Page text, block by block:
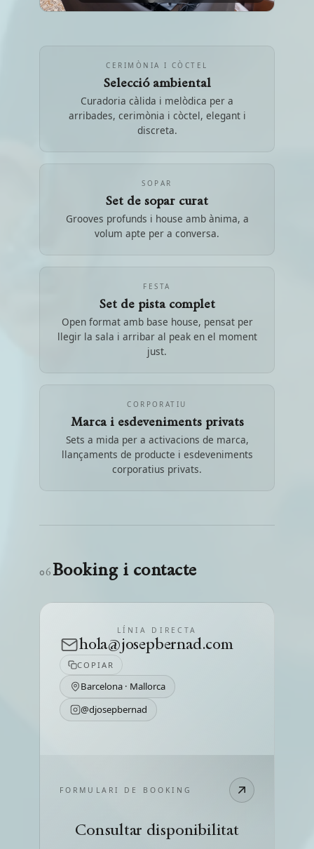
CERIMÒNIA I CÒCTEL
Selecció ambiental
Curadoria càlida i melòdica per a
arribades, cerimònia i còctel, elegant i
discreta.
SOPAR
Set de sopar curat
Grooves profunds i house amb ànima, a
volum apte per a conversa.
FESTA
Set de pista complet
Open format amb base house, pensat per
llegir la sala i arribar al peak en el moment
just.
CORPORATIU
Marca i esdeveniments privats
Sets a mida per a activacions de marca,
llançaments de producte i esdeveniments
corporatius privats.
06 Booking i contacte
LÍNIA DIRECTA
hola@josepbernad.com
COPIAR
Barcelona · Mallorca
@djosepbernad
FORMULARI DE BOOKING
Consultar disponibilitat